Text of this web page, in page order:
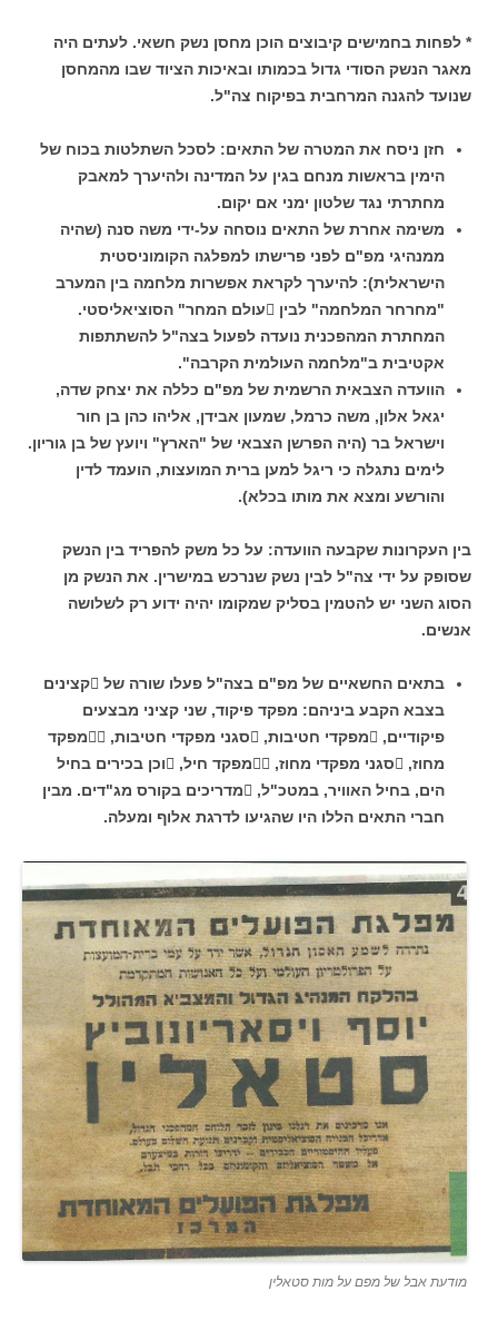
* לפחות בחמישים קיבוצים הוכן מחסן נשק חשאי. לעתים היה
מאגר הנשק הסודי גדול בכמותו ובאיכות הציוד שבו מהמחסן
שנועד להגנה המרחבית בפיקוח צה"ל.
חזן ניסח את המטרה של התאים: לסכל השתלטות בכוח של
הימין בראשות מנחם בגין על המדינה ולהיערך למאבק
מחתרתי נגד שלטון ימני אם יקום.
משימה אחרת של התאים נוסחה על-ידי משה סנה (שהיה
ממנהיגי מפ"ם לפני פרישתו למפלגה הקומוניסטית
הישראלית): להיערך לקראת אפשרות מלחמה בין המערב
"מחרחר המלחמה" לבין עולם המחר" הסוציאליסטי.
המחתרת המהפכנית נועדה לפעול בצה"ל להשתתפות
אקטיבית ב"מלחמה העולמית הקרבה".
הוועדה הצבאית הרשמית של מפ"ם כללה את יצחק שדה,
יגאל אלון, משה כרמל, שמעון אבידן, אליהו כהן בן חור
וישראל בר (היה הפרשן הצבאי של "הארץ" ויועץ של בן גוריון.
לימים נתגלה כי ריגל למען ברית המועצות, הועמד לדין
והורשע ומצא את מותו בכלא).
בין העקרונות שקבעה הוועדה: על כל משק להפריד בין הנשק
שסופק על ידי צה"ל לבין נשק שנרכש במישרין. את הנשק מן
הסוג השני יש להטמין בסליק שמקומו יהיה ידוע רק לשלושה
אנשים.
בתאים החשאיים של מפ"ם בצה"ל פעלו שורה של קצינים
בצבא הקבע ביניהם: מפקד פיקוד, שני קציני מבצעים
פיקודיים, מפקדי חטיבות, סגני מפקדי חטיבות, מפקד
מחוז, סגני מפקדי מחוז, מפקד חיל, וכן בכירים בחיל
הים, בחיל האוויר, במטכ"ל, מדריכים בקורס מג"דים. מבין
חברי התאים הללו היו שהגיעו לדרגת אלוף ומעלה.
מודעת אבל של מפם על מות סטאלין